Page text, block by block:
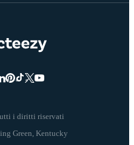
i diritti riservati